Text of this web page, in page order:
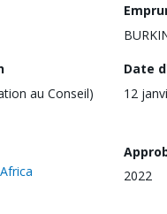
au Conseil)
Date
12
2022